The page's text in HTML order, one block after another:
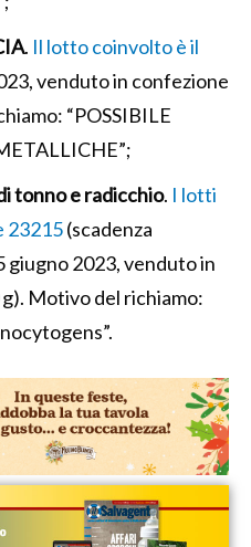
. Il lotto coinvolto è il
venduto in confezione
“POSSIBILE
tonno e radicchio. I lotti
23215(scadenza
2023, venduto in
Motivo del richiamo: